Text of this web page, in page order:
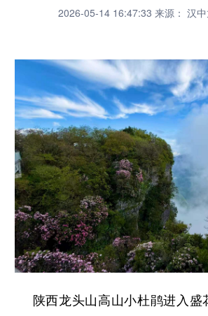
吉林 上海
山东 河南 湖北
广东 广西 海南
四川 贵州
陕西 甘肃 青海
新疆 内蒙古 黑龙江
2026-05-14 16:47:33 来源： 汉
陕西龙头山高山小杜鹃进入盛